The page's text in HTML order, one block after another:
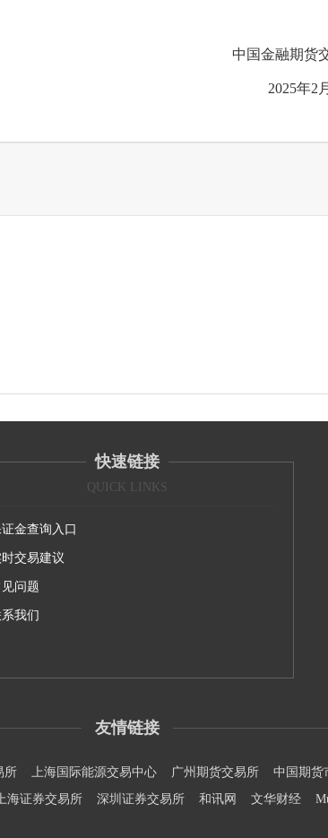
中国金融期货
2025年2
快速链接
QUICK LINKS
金查询入口
时交易建议
问题
我们
友情链接
所 上海国际能源交易中心 广州期货交易所 中国期货
海证券交易所 深圳证券交易所 和讯网 文华财经